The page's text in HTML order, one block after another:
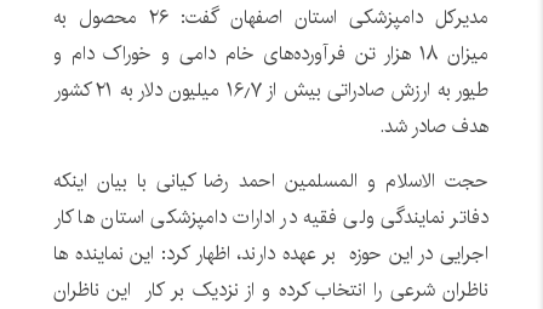
مدیرکل دامپزشکی استان اصفهان گفت: ۲۶ محصول به
میزان ۱۸ هزار تن فرآورده‌های خام دامی و خوراک دام و
طیور به ارزش صادراتی بیش از ۱۶٫۷ میلیون دلار به ۲۱ کشور
هدف صادر شد.
حجت الاسلام و المسلمین احمد رضا کیانی با بیان اینکه
دفاتر نمایندگی ولی فقیه در ادارات دامپزشکی استان ها کار
اجرایی در این حوزه بر عهده دارند، اظهار کرد: این نماینده ها
ناظران شرعی را انتخاب کرده و از نزدیک بر کار این ناظران